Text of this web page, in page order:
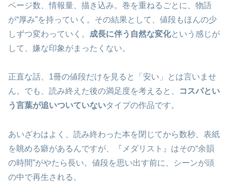
ページ数、情報量、描き込み。巻を重ねるごとに、物語
が“厚み”を持っていく。その結果として、値段もほんの少
しずつ変わっていく。 成長に伴う自然な変化という感じが
して、嫌な印象がまったくない。
正直な話、1冊の値段だけを見ると「安い」とは言いませ
ん。でも、読み終えた後の満足度を考えると、
コスパとい
う言葉が追いついていないタイプの作品です。
あいざわはよく、読み終わった本を閉じてから数秒、表紙
を眺める癖があるんですが、『メダリスト』はその“余韻
の時間”がやたら長い。値段を思い出す前に、シーンが頭
の中で再生される。